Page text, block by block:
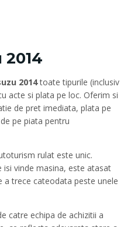
2014toate tipurile (inclusiv
acte si plata pe loc. Oferim si
de pret imediata, plata pe
pe piata pentru
rulat este unic.
vinde masina, este atasat
a trece cateodata peste unele
catre echipa de achizitii a